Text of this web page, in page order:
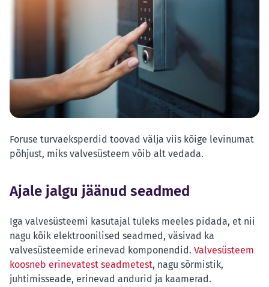
Foruse turvaeksperdid toovad välja viis kõige levinumat
põhjust, miks valvesüsteem võib alt vedada.
Ajale jalgu jäänud seadmed
Iga valvesüsteemi kasutajal tuleks meeles pidada, et nii
nagu kõik elektroonilised seadmed, väsivad ka
valvesüsteemide erinevad komponendid. Valvesüsteem
koosneb erinevatest seadmetest, nagu sõrmistik,
juhtimisseade, erinevad andurid ja kaamerad.